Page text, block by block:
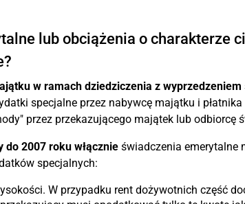
lub obciążenia o charakterze
w ramach dziedziczenia z wyprzedzeniem
specjalne przez nabywcę majątku i
przez przekazującego majątek lub odbiorcę
2007 roku włącznieświadczenia emerytalne
specjalnych:
W przypadku rent dożywotnich część